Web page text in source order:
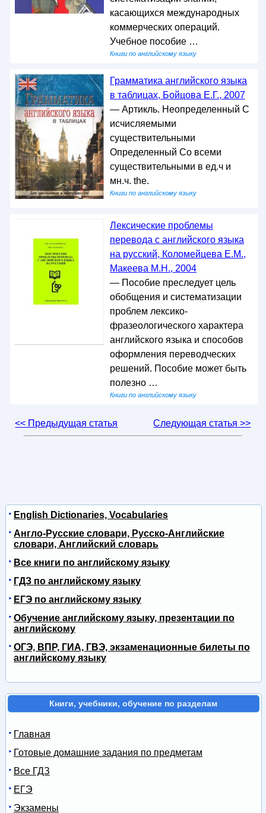
касающихся международных
коммерческих операций.
Учебное пособие …
Книги по английскому языку
Грамматика английского языка
в таблицах, Бойцова Е.Г., 2007
— Артикль. Неопределенный С
исчисляемыми
существительными
Определенный Со всеми
существительными в ед.ч и
мн.ч. the.
Книги по английскому языку
Лексические проблемы
перевода с английского языка
на русский, Коломейцева Е.M.,
Макеева М.Н., 2004
— Пособие преследует цель
обобщения и систематизации
проблем лексико-
фразеологического характера
английского языка и способов
оформления переводческих
решений. Пособие может быть
полезно …
Книги по английскому языку
<< Предыдущая статья Следующая статья >>
English Dictionaries, Vocabularies
Англо-Русские словари, Русско-Английские
словари, Английский словарь
Все книги по английскому языку
ГДЗ по английскому языку
ЕГЭ по английскому языку
Обучение английскому языку, презентации по
английскому
ОГЭ, ВПР, ГИА, ГВЭ, экзаменационные билеты по
английскому языку
Книги, учебники, обучение по разделам
Главная
Готовые домашние задания по предметам
Все ГДЗ
ЕГЭ
Экзамены